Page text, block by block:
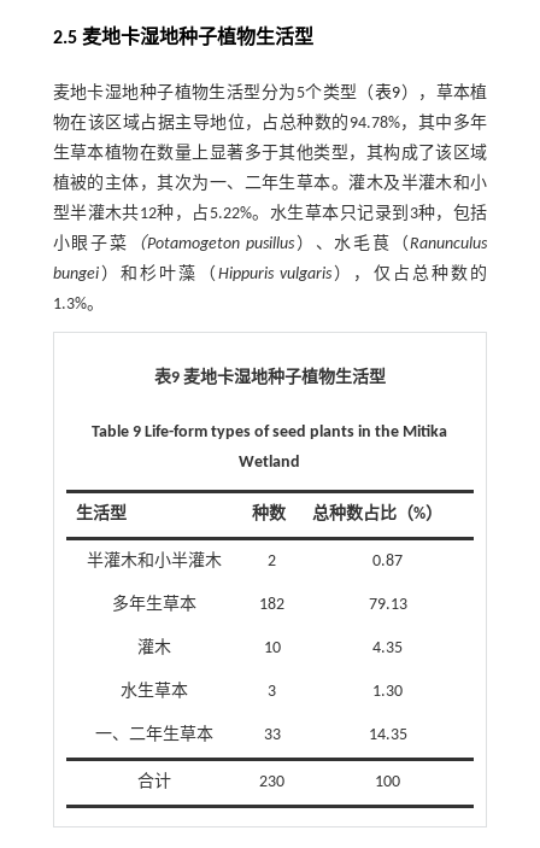
2.5 麦地卡湿地种子植物生活型
麦地卡湿地种子植物生活型分为5个类型（表9），草本植
物在该区域占据主导地位，占总种数的94.78%，其中多年
生草本植物在数量上显著多于其他类型，其构成了该区域
植被的主体，其次为一、二年生草本。灌木及半灌木和小
型半灌木共12种，占5.22%。水生草本只记录到3种，包括
小眼子菜
（Potamogeton pusillus ）、水毛茛（Ranunculus
bungei）和杉叶藻（ Hippuris vulgaris ），仅占总种数的
1.3%。
表9 麦地卡湿地种子植物生活型
Table 9 Life-form types of seed plants in the Mitika
Wetland​
生活型 种数 总种数占比（%）
合计 230 100
半灌木和小半灌木 2 0.87
多年生草本 182 79.13
灌木 10 4.35
水生草本 3 1.30
一、二年生草本 33 14.35